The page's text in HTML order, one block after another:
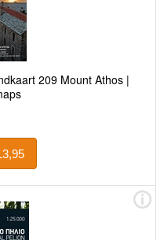
209 Mount Athos |
€ 13,95